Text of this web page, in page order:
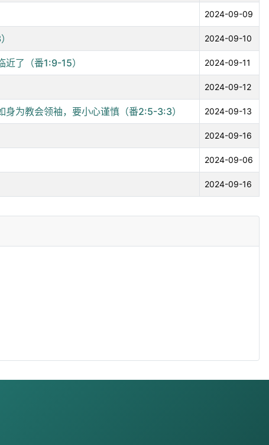
2024-09-09
2024-09-10
了（番1:9-15） 2024-09-11
2024-09-12
为教会领袖，要小心谨慎（番2:5-3:3） 2024-09-13
2024-09-16
2024-09-06
2024-09-16